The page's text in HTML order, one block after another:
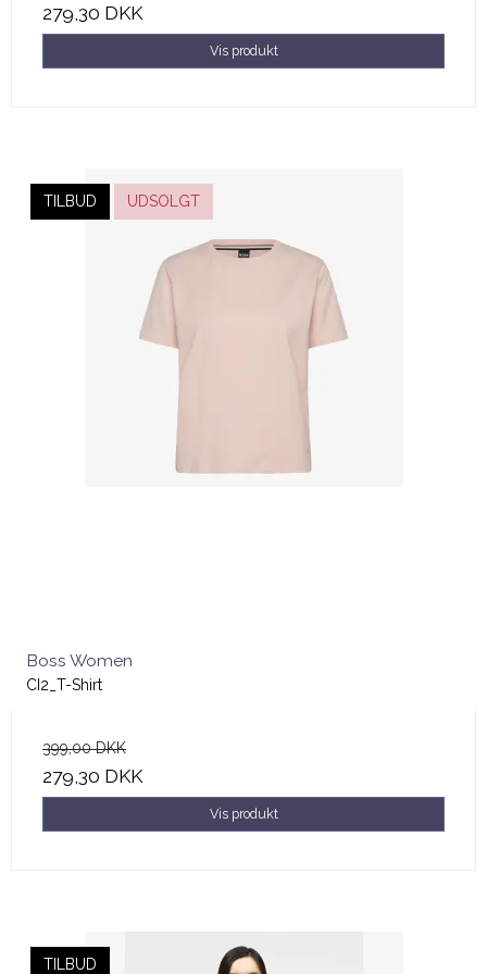
279,30 DKK
Vis produkt
TILBUD UDSOLGT
Boss Women
CI2_T-Shirt
399,00 DKK
279,30 DKK
Vis produkt
TILBUD